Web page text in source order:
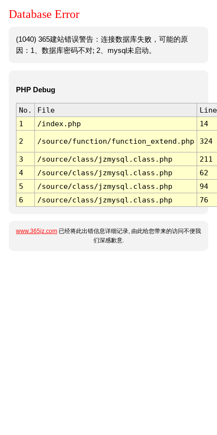
Database Error
(1040) 365建站错误警告：连接数据库失败，可能的原
因：1、数据库密码不对; 2、mysql未启动。
PHP Debug
No. File
Line
1
/index.php 14
2 /source/function/function_extend.php 324
3 /source/class/jzmysql.class.php
211
4
/source/class/jzmysql.class.php
62
5
/source/class/jzmysql.class.php
94
6
/source/class/jzmysql.class.php 76
www.365jz.com 已经将此出错信息详细记录, 由此给您带来的访问不便我
们深感歉意.